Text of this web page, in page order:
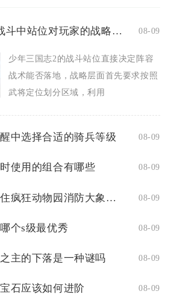
少年三国志2战斗中站位对玩家的战略有何要求 08-09
少年三国志2的战斗站位直接决定阵容
战术能否落地，战略层面首先要求按照
武将定位划分区域，利用
中选择合适的骑兵等级 08-09
使用的组合有哪些 08-09
请分享一些抓住疯狂动物园消防大象的技巧 08-09
个s级最优秀 08-09
主的下落是一种谜吗 08-09
石应该如何进阶 08-09